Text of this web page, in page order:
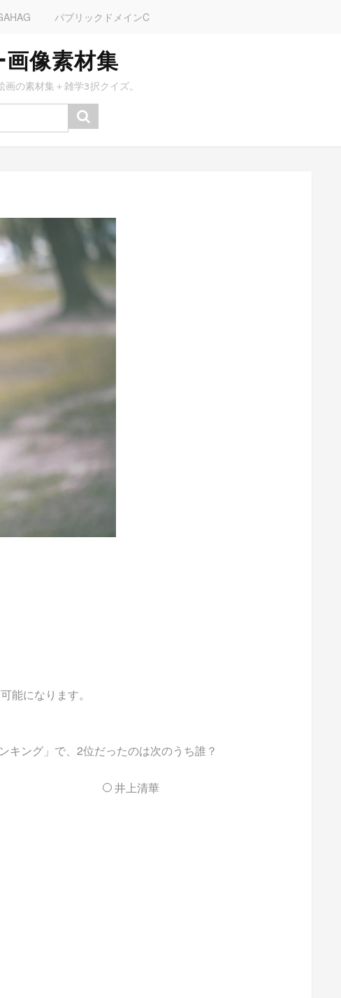
パブリックドメインC
像素材集
の素材集＋雑学3択クイズ。
能になります。
キング」で、2位だったのは次のうち誰？
井上清華